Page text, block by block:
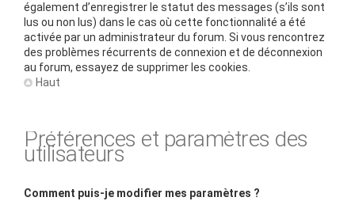
également d’enregistrer le statut des messages (s’ils sont
lus ou non lus) dans le cas où cette fonctionnalité a été
activée par un administrateur du forum. Si vous rencontrez
des problèmes récurrents de connexion et de déconnexion
au forum, essayez de supprimer les cookies.
Haut
Préférences et paramètres des
utilisateurs
Comment puis-je modifier mes paramètres ?